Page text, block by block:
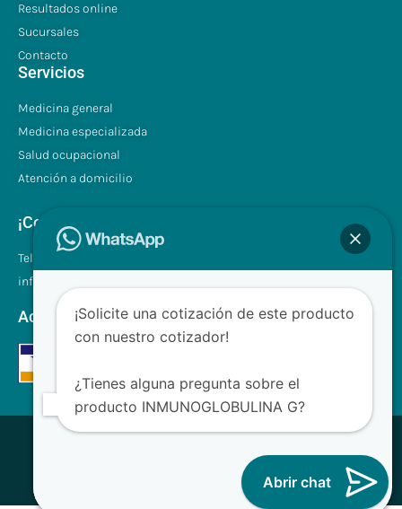
Resultados online
Sucursales
Contacto
Servicios
Medicina general
Medicina especializada
Salud ocupacional
Atención a domicilio
¡Contáctenos!
Tel.: +507 310 0680/81
info@clinilabpanama.com
Aceptamos
Desarrollado con ❤ para Clinilab
¡Solicite una cotización de este producto
con nuestro cotizador!
¿Tienes alguna pregunta sobre el
producto INMUNOGLOBULINA G?
Abrir chat